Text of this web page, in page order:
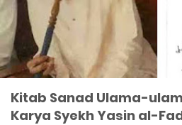
Kitab Sanad Ulama-
Karya Syekh Yasin al-